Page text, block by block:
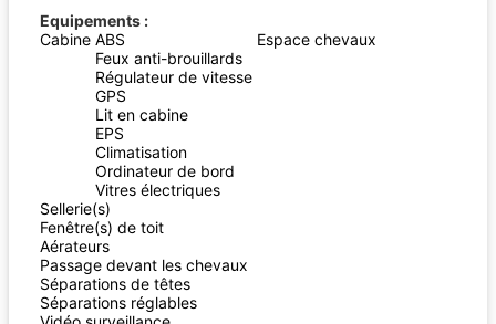
Equipements
Cabine ABS
Feux anti-brouillards
Régulateur de vitesse
GPS
Lit en cabine
EPS
Climatisation
Ordinateur de bord
Vitres électriques
Espace chevaux
Sellerie(s)
Fenêtre(s) de toit
Aérateurs
Passage devant les chevaux
Séparations de têtes
Séparations réglables